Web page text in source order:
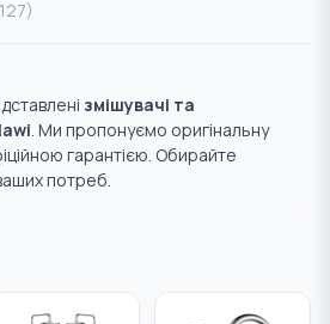
127)
змішувачі та
. Ми пропонуємо оригінальну
гарантією. Обирайте
потреб.